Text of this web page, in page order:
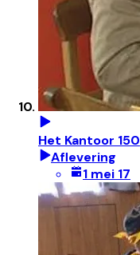
Het Kantoor 150
Aflevering
1 mei 17